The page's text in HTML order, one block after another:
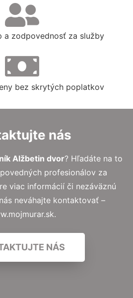
a zodpovednosť za služby
bez skrytých poplatkov
nás
Alžbetin dvor? Hľadáte na to
profesionálov za
viac informácií či nezáväznú
neváhajte kontaktovať –
NÁS